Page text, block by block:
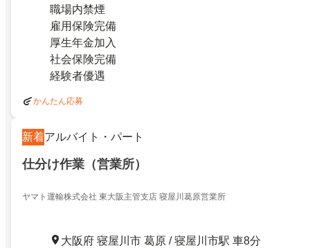
職場内禁煙
雇用保険完備
厚生年金加入
社会保険完備
経験者優遇
かんたん応募
新着アルバイト・パート
仕分け作業（営業所）
ヤマト運輸株式会社 東大阪主管支店 寝屋川葛原営業所
大阪府 寝屋川市 葛原 / 寝屋川市駅 車8分